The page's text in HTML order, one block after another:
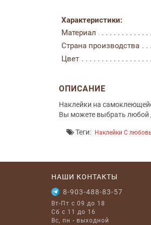
Характеристики:
Материал
Страна производства
Цвет
ОПИСАНИЕ
Наклейки на
Вы можете выбрать любой
Теги: Наклейки С
НАШИ КОНТАКТЫ
8-903-488-83-57
Вт-Пт с 09 до 18
Сб с 11 до 16
Вс, пн - выходной